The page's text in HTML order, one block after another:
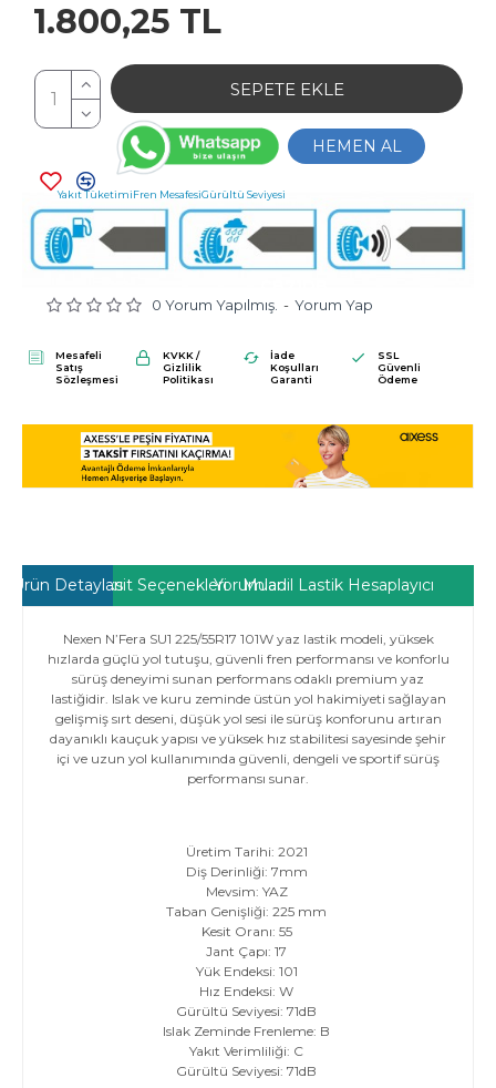
0 Yorum Yapılmış. - Yorum Yap
1.800,25 TL
SEPETE EKLE
HEMEN AL
Yakıt TüketimiFren MesafesiGürültü Seviyesi
Mesafeli
Satış
Sözleşmesi
KVKK /
Gizlilik
Politikası
İade
Koşulları
Garanti
SSL
Güvenli
Ödeme
Ürün DetaylarıTaksit SeçenekleriYorumlar
Muadil Lastik Hesaplayıcı
Nexen N’Fera SU1 225/55R17 101W yaz lastik modeli, yüksek
hızlarda güçlü yol tutuşu, güvenli fren performansı ve konforlu
sürüş deneyimi sunan performans odaklı premium yaz
lastiğidir. Islak ve kuru zeminde üstün yol hakimiyeti sağlayan
gelişmiş sırt deseni, düşük yol sesi ile sürüş konforunu artıran
dayanıklı kauçuk yapısı ve yüksek hız stabilitesi sayesinde şehir
içi ve uzun yol kullanımında güvenli, dengeli ve sportif sürüş
performansı sunar.
Üretim Tarihi: 2021
Diş Derinliği: 7mm
Mevsim: YAZ
Taban Genişliği: 225 mm
Kesit Oranı: 55
Jant Çapı: 17
Yük Endeksi: 101
Hız Endeksi: W
Gürültü Seviyesi: 71dB
Islak Zeminde Frenleme: B
Yakıt Verimliliği: C
Gürültü Seviyesi: 71dB